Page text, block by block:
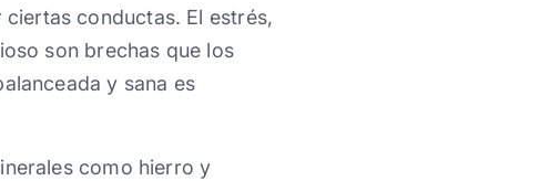
conductas. El estrés,
son brechas que los
y sana es
como hierro y